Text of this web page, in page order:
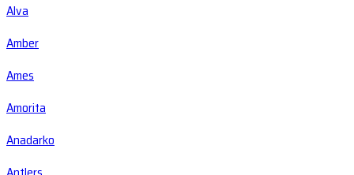
Alva
Amber
Ames
Amorita
Anadarko